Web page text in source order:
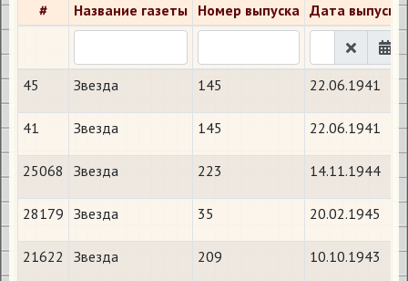
# Название газеты Номер выпуска Дата выпуска
45 Звезда 145 22.06.1941
41 Звезда 145 22.06.1941
25068 Звезда 223 14.11.1944
28179 Звезда 35 20.02.1945
21622 Звезда 209 10.10.1943